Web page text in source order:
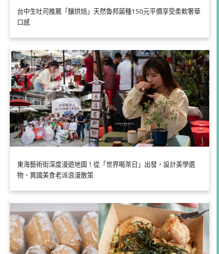
台中生吐司推薦「釀烘焙」天然魯邦菌種150元平價享受柔軟奢華
口感
東海藝術街深度漫遊地圖！從「世界喝茶日」出發，設計美學選
物、異國美食老派浪漫散策